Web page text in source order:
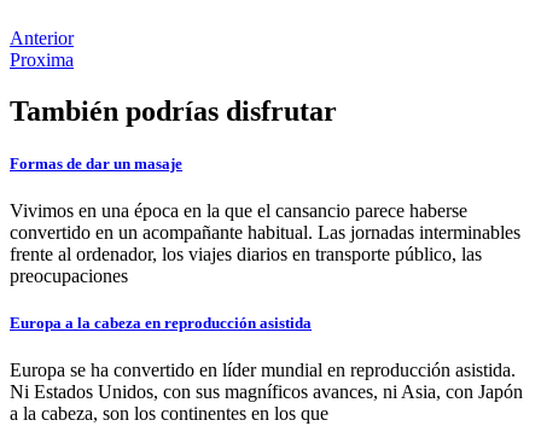
Anterior
Proxima
También podrías disfrutar
Formas de dar un masaje
Vivimos en una época en la que el cansancio parece haberse
convertido en un acompañante habitual. Las jornadas interminables
frente al ordenador, los viajes diarios en transporte público, las
preocupaciones
Europa a la cabeza en reproducción asistida
Europa se ha convertido en líder mundial en reproducción asistida.
Ni Estados Unidos, con sus magníficos avances, ni Asia, con Japón
a la cabeza, son los continentes en los que